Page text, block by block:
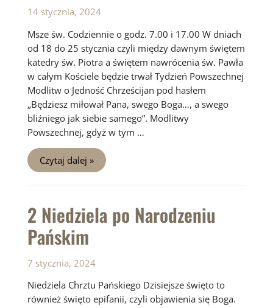
14 stycznia, 2024
Msze św. Codziennie o godz. 7.00 i 17.00 W dniach
od 18 do 25 stycznia czyli między dawnym świętem
katedry św. Piotra a świętem nawrócenia św. Pawła
w całym Kościele będzie trwał Tydzień Powszechnej
Modlitw o Jedność Chrześcijan pod hasłem
„Będziesz miłował Pana, swego Boga…, a swego
bliźniego jak siebie samego”. Modlitwy
Powszechnej, gdyż w tym …
Niedziela
2
zwykła
Czytaj dalej »
2 Niedziela po Narodzeniu
Pańskim
7 stycznia, 2024
Niedziela Chrztu Pańskiego Dzisiejsze święto to
również święto epifanii, czyli objawienia się Boga.